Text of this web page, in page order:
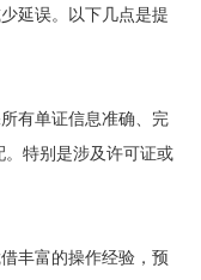
延误。以下几点是提
有单证信息准确、完
特别是涉及许可证或
丰富的操作经验，预